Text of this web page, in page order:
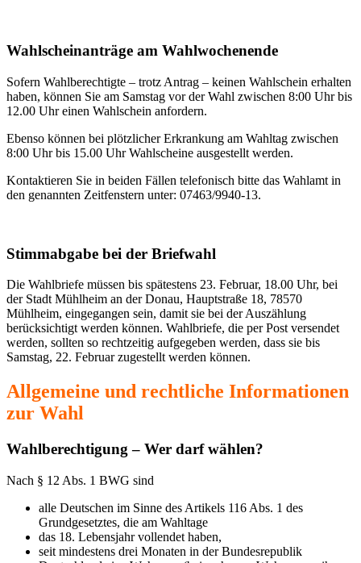
Wahlscheinanträge am Wahlwochenende
Sofern Wahlberechtigte – trotz Antrag – keinen Wahlschein erhalten
haben, können Sie am Samstag vor der Wahl zwischen 8:00 Uhr bis
12.00 Uhr einen Wahlschein anfordern.
Ebenso können bei plötzlicher Erkrankung am Wahltag zwischen
8:00 Uhr bis 15.00 Uhr Wahlscheine ausgestellt werden.
Kontaktieren Sie in beiden Fällen telefonisch bitte das Wahlamt in
den genannten Zeitfenstern unter: 07463/9940-13.
Stimmabgabe bei der Briefwahl
Die Wahlbriefe müssen bis spätestens 23. Februar, 18.00 Uhr, bei
der Stadt Mühlheim an der Donau, Hauptstraße 18, 78570
Mühlheim, eingegangen sein, damit sie bei der Auszählung
berücksichtigt werden können. Wahlbriefe, die per Post versendet
werden, sollten so rechtzeitig aufgegeben werden, dass sie bis
Samstag, 22. Februar zugestellt werden können.
Allgemeine und rechtliche Informationen
zur Wahl
Wahlberechtigung – Wer darf wählen?
Nach § 12 Abs. 1 BWG sind
alle Deutschen im Sinne des Artikels 116 Abs. 1 des
Grundgesetztes, die am Wahltage
das 18. Lebensjahr vollendet haben,
seit mindestens drei Monaten in der Bundesrepublik